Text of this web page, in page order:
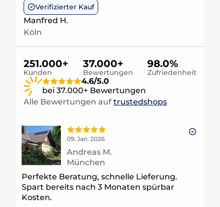
Verifizierter Kauf
Manfred H.
Köln
251.000+
Kunden
37.000+
Bewertungen
98.0%
Zufriedenheit
4.6/5.0
bei 37.000+ Bewertungen
Alle Bewertungen auf trustedshops
09. Jan. 2026
Andreas M.
München
Perfekte Beratung, schnelle Lieferung.
Spart bereits nach 3 Monaten spürbar
Kosten.